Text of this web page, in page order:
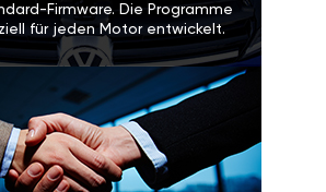
Firmware. Die Programme
für jeden Motor entwickelt.